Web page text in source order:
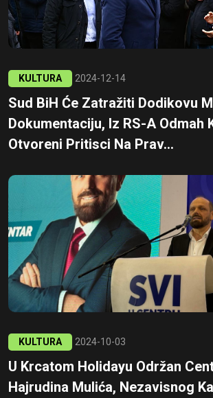
KULTURA 2024-12-14
Sud BiH Će Zatražiti Dodikovu
Dokumentaciju, Iz RS-A Odmah
Otvoreni Pritisci Na Prav...
KULTURA 2024-10-03
U Krcatom Holidayu Održan
Hajrudina Mulića, Nezavisnog